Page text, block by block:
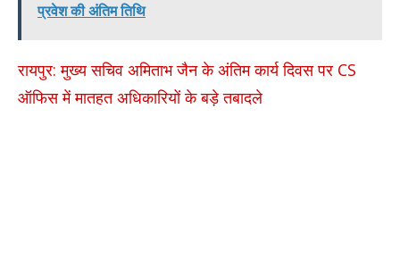
प्रवेश की अंतिम तिथि
रायपुर: मुख्य सचिव अमिताभ जैन के अंतिम कार्य दिवस पर CS
ऑफिस में मातहत अधिकारियों के बड़े तबादले